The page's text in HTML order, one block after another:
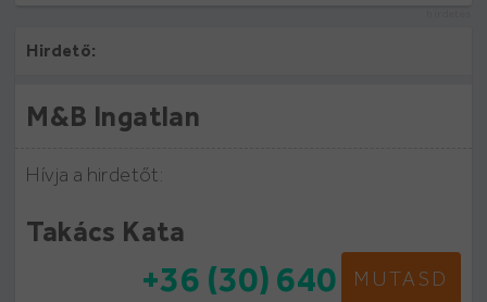
Hirdető:
M&B Ingatlan
Hívja a hirdetőt:
Takács Kata
MUTASD
+36 (30) 640